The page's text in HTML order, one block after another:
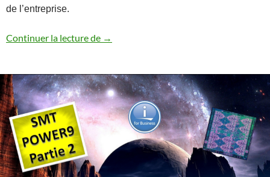
de l’entreprise.
Continuer la lecture de Comment retrouver les commandes
→